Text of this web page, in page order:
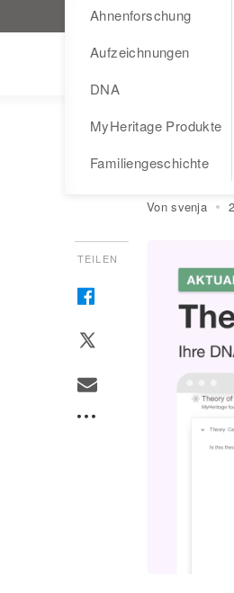
MyHeritage.de besuchen
Ahnenforschung
Aufzeichnungen
DNA
MyHeritage Produkte
Familiengeschichte
Von svenja
TEILEN